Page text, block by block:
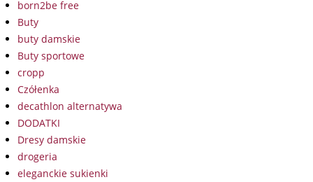
born2be free
Buty
buty damskie
Buty sportowe
cropp
Czółenka
decathlon alternatywa
DODATKI
Dresy damskie
drogeria
eleganckie sukienki